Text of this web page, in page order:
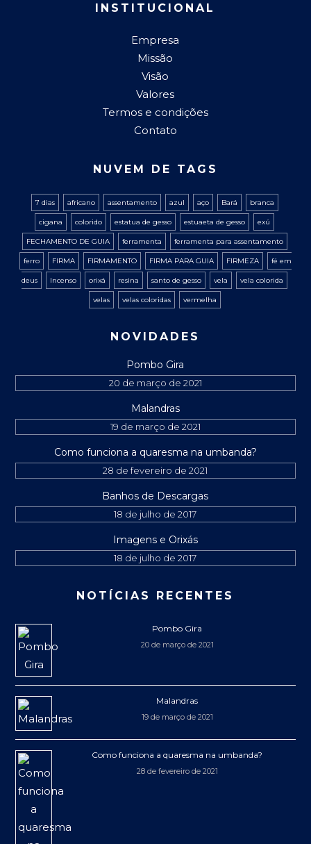
INSTITUCIONAL
Empresa
Missão
Visão
Valores
Termos e condições
Contato
NUVEM DE TAGS
7 dias africano assentamento azul aço Bará branca
cigana colorido estatua de gesso estuaeta de gesso exú
FECHAMENTO DE GUIA ferramenta ferramenta para assentamento
ferro FIRMA FIRMAMENTO FIRMA PARA GUIA FIRMEZA fé em
deus Incenso orixá resina santo de gesso vela vela colorida
velas velas coloridas vermelha
NOVIDADES
Pombo Gira
20 de março de 2021
Malandras
19 de março de 2021
Como funciona a quaresma na umbanda?
28 de fevereiro de 2021
Banhos de Descargas
18 de julho de 2017
Imagens e Orixás
18 de julho de 2017
NOTÍCIAS RECENTES
Pombo Gira
20 de março de 2021
Malandras
19 de março de 2021
Como funciona a quaresma na umbanda?
28 de fevereiro de 2021